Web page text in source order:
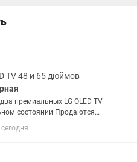
TV 48 и 65 дюймов
премиальных LG OLED TV
Продаются
LG OLED,
новыми и
условиях. Оба телевизора